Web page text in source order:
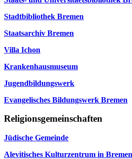
Stadtbibliothek Bremen
Staatsarchiv Bremen
Villa Ichon
Krankenhausmuseum
Jugendbildungswerk
Evangelisches Bildungswerk Bremen
Religionsgemeinschaften
Jüdische Gemeinde
Alevitisches Kulturzentrum in